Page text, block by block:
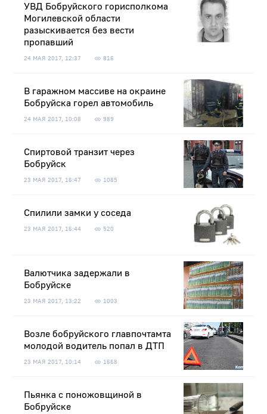
УВД Бобруйского горисполкома
Могилевской области
разыскивается без вести
пропавший
24 МАЯ 2017, 12:37 816
В гаражном массиве на окраине
Бобруйска горел автомобиль
24 МАЯ 2017, 10:08 989
Спиртовой транзит через
Бобруйск
23 МАЯ 2017, 16:47 1085
Спилили замки у соседа
23 МАЯ 2017, 16:44 520
Валютчика задержали в
Бобруйске
23 МАЯ 2017, 13:22 1003
Возле бобруйского главпочтамта
молодой водитель попал в ДТП
23 МАЯ 2017, 10:14 1668
Пьянка с поножовщиной в
Бобруйске